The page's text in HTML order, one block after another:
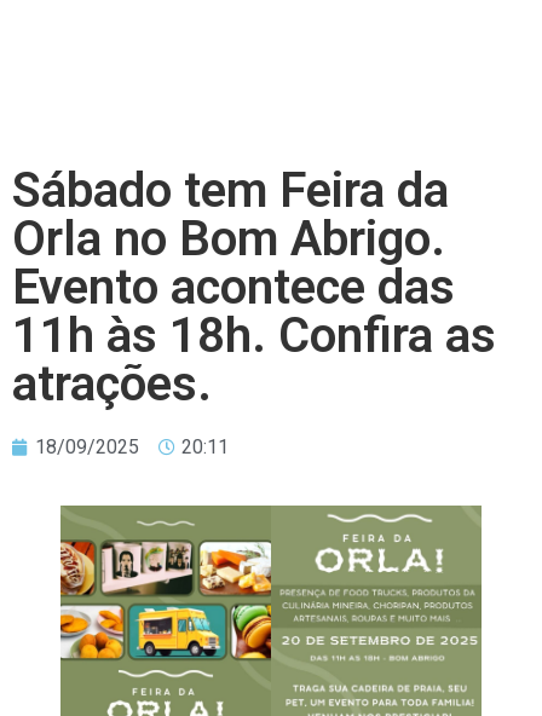
Sábado tem Feira da
Orla no Bom Abrigo.
Evento acontece das
11h às 18h. Confira as
atrações.
18/09/2025 20:11